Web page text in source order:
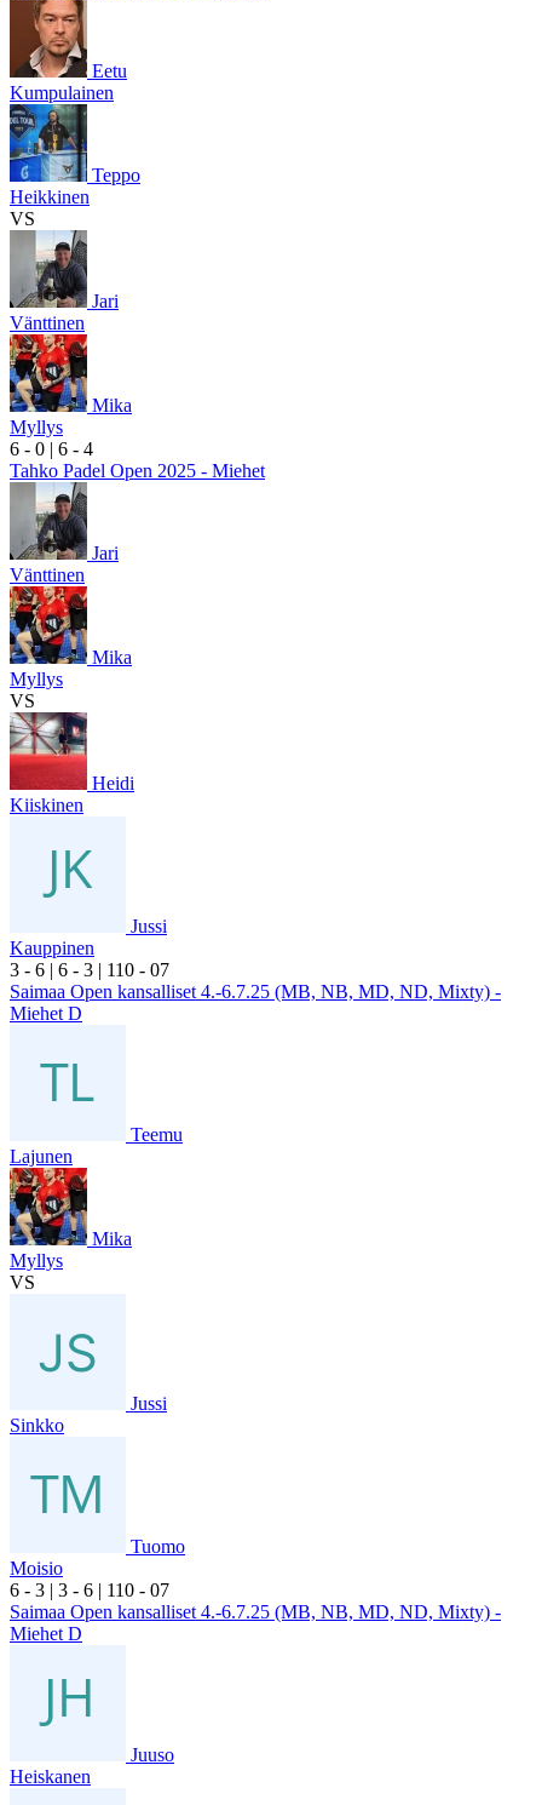
Eetu
Kumpulainen
Teppo
Heikkinen
VS
Jari
Vänttinen
Mika
Myllys
6 - 0 | 6 - 4
Tahko Padel Open 2025 - Miehet
Jari
Vänttinen
Mika
Myllys
VS
Heidi
Kiiskinen
Jussi
Kauppinen
3 - 6 | 6 - 3 | 110 - 07
Saimaa Open kansalliset 4.-6.7.25 (MB, NB, MD, ND, Mixty) -
Miehet D
Teemu
Lajunen
Mika
Myllys
VS
Jussi
Sinkko
Tuomo
Moisio
6 - 3 | 3 - 6 | 110 - 07
Saimaa Open kansalliset 4.-6.7.25 (MB, NB, MD, ND, Mixty) -
Miehet D
Juuso
Heiskanen